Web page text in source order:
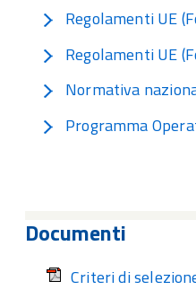
Regolamenti UE
Regolamenti UE
Normativa
Programma
Documenti
Criteri di